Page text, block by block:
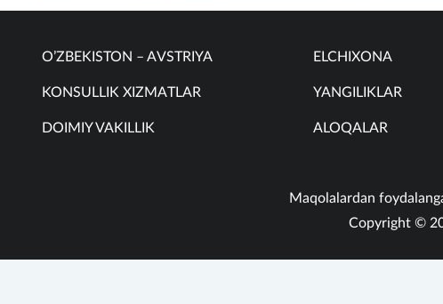
O’ZBEKISTON – AVSTRIYA ELCHIXONA
KONSULLIK XIZMATLAR YANGILIKLAR
DOIMIY VAKILLIK ALOQALAR
Maqolalardan
Copyright ©